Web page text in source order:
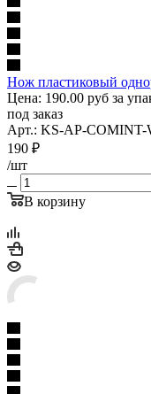
Нож пластиковый
Цена: 190.00 руб за
под заказ
Арт.: KS-AP-COMINT-
190 ₽
/шт
В корзину